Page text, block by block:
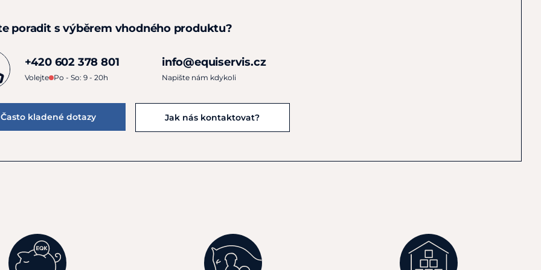
poradit s výběrem vhodného produktu?
+420 602 378 801
Volejte Po - So: 9 - 20h
info@equiservis.cz
Napište nám kdykoli
Často kladené dotazy Jak nás kontaktovat?